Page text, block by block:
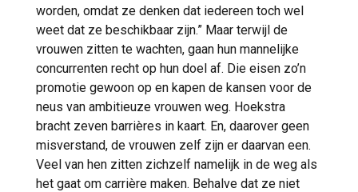
worden, omdat ze denken dat iedereen toch wel
weet dat ze beschikbaar zijn.” Maar terwijl de
vrouwen zitten te wachten, gaan hun mannelijke
concurrenten recht op hun doel af. Die eisen zo’n
promotie gewoon op en kapen de kansen voor de
neus van ambitieuze vrouwen weg. Hoekstra
bracht zeven barrières in kaart. En, daarover geen
misverstand, de vrouwen zelf zijn er daarvan een.
Veel van hen zitten zichzelf namelijk in de weg als
het gaat om carrière maken. Behalve dat ze niet